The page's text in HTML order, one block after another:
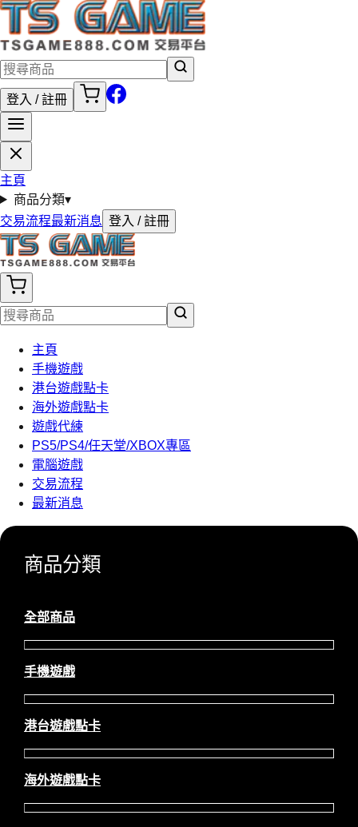
登入 / 註冊
主頁
商品分類▾
交易流程最新消息 登入 / 註冊
主頁
手機遊戲
港台遊戲點卡
海外遊戲點卡
遊戲代練
PS5/PS4/任天堂/XBOX專區
電腦遊戲
交易流程
最新消息
商品分類
全部商品
手機遊戲
港台遊戲點卡
海外遊戲點卡